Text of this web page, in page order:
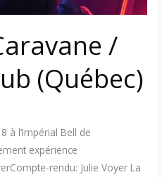
/
(Québec)
à l’Impérial Bell de
expérience
rendu: Julie Voyer La